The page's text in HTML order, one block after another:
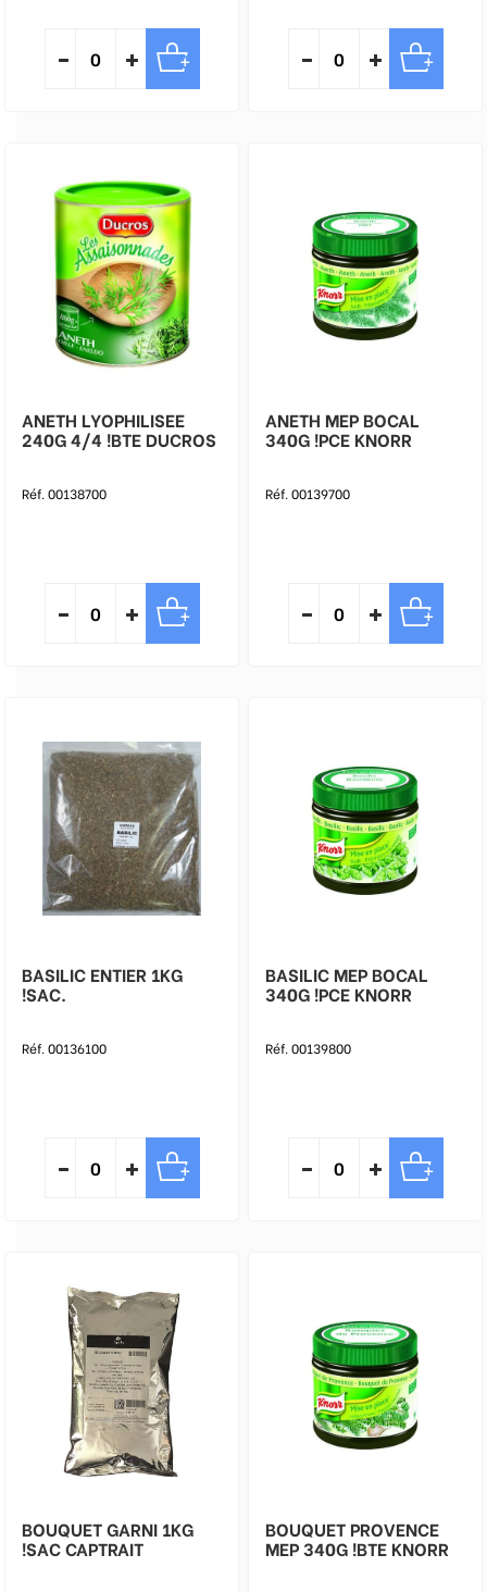
ANETH LYOPHILISEE
240G 4/4 !BTE DUCROS
Réf. 00138700
ANETH MEP BOCAL
340G !PCE KNORR
Réf. 00139700
BASILIC ENTIER 1KG
!SAC.
Réf. 00136100
BASILIC MEP BOCAL
340G !PCE KNORR
Réf. 00139800
BOUQUET GARNI 1KG
!SAC CAPTRAIT
BOUQUET PROVENCE
MEP 340G !BTE KNORR